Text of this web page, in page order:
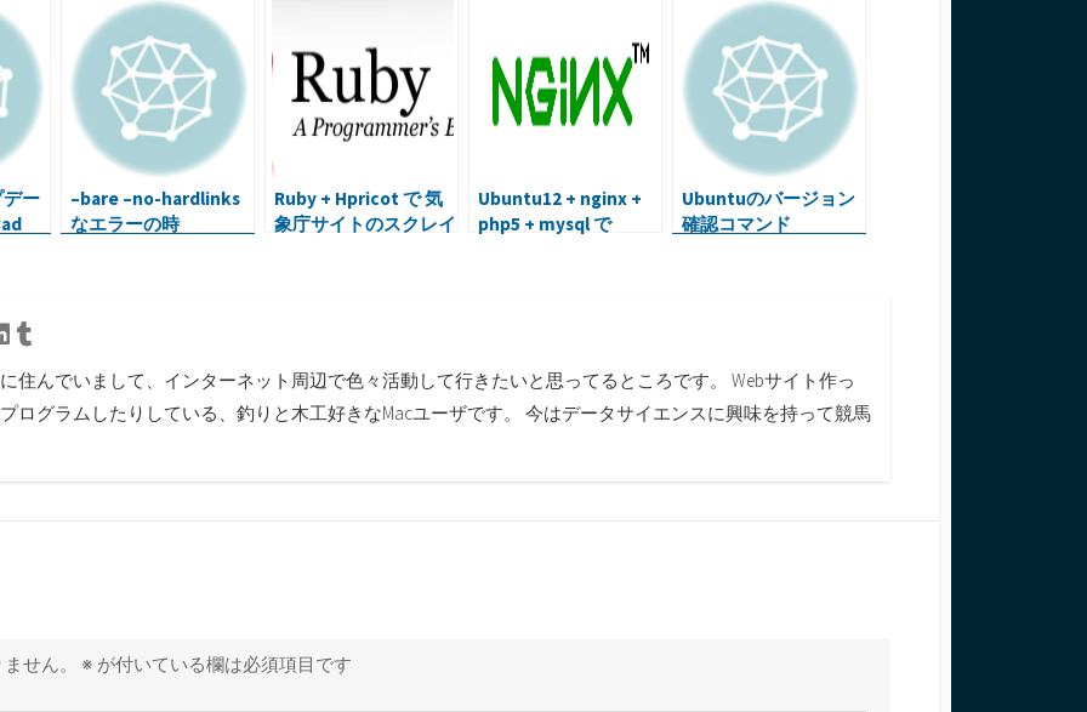
ー
–bare –no-hardlinks
なエラーの時
Ruby + Hpricot で 気
象庁サイトのスクレイ
Ubuntu12 + nginx +
php5 + mysql で
Ubuntuのバージョン
確認コマンド
Linkedin
住んでいまして、インターネット周辺で色々活動して行きたいと思ってるところです。 Webサイト作っ
ログラムしたりしている、釣りと木工好きなMacユーザです。 今はデータサイエンスに興味を持って競馬
せん。 ※ が付いている欄は必須項目です